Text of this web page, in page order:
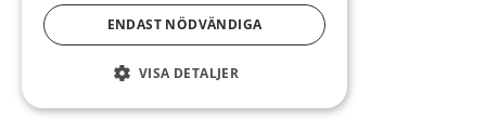
ENDAST NÖDVÄNDIGA
VISA DETALJER